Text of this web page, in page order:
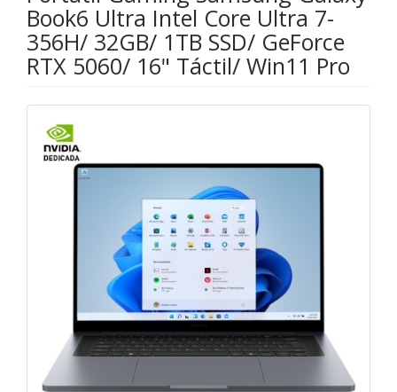
Book6 Ultra Intel Core Ultra 7-
356H/ 32GB/ 1TB SSD/ GeForce
RTX 5060/ 16" Táctil/ Win11 Pro